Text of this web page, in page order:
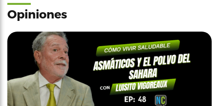
Opiniones